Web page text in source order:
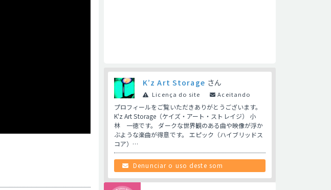
K’z Art Storage さん
Licença do site Aceitando
プロフィールをご覧いただきありがとうございます。
K'z Art Storage（ケイズ・アート・ストレイジ） 小
林 一徳です。 ダークな世界観のある曲や映像が浮か
ぶような楽曲が得意です。 エピック（ハイブリッドス
コア）…
Denunciar o uso deste som